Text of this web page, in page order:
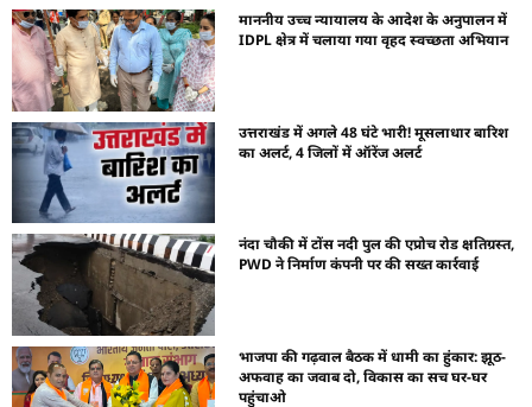
माननीय उच्च न्यायालय के आदेश के अनुपालन में
IDPL क्षेत्र में चलाया गया वृहद स्वच्छता अभियान
उत्तराखंड में अगले 48 घंटे भारी! मूसलाधार बारिश
का अलर्ट, 4 जिलों में ऑरेंज अलर्ट
नंदा चौकी में टोंस नदी पुल की एप्रोच रोड क्षतिग्रस्त,
PWD ने निर्माण कंपनी पर की सख्त कार्रवाई
भाजपा की गढ़वाल बैठक में धामी का हुंकार: झूठ-
अफवाह का जवाब दो, विकास का सच घर-घर
पहुंचाओ